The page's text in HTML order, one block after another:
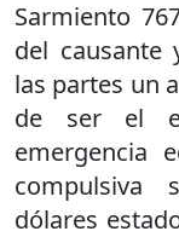
Sarmiento
del causante
las partes un
de ser el
emergencia
compulsiva
dólares